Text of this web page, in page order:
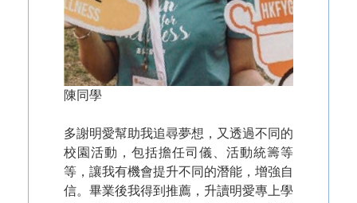
陳同學
多謝明愛幫助我追尋夢想，又透過不同的
校園活動，包括擔任司儀、活動統籌等
等，讓我有機會提升不同的潛能，增強自
信。畢業後我得到推薦，升讀明愛專上學